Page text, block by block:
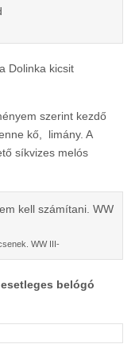
Dolinka kicsit
szerint kezdő
kő, limány. A
síkvizes melós
WW III-
belógó